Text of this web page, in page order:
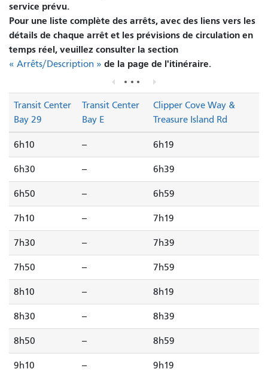
service prévu.
Pour une liste complète des arrêts, avec des liens vers les
détails de chaque arrêt et les prévisions de circulation en
temps réel, veuillez consulter la section
« Arrêts/Description » de la page de l'itinéraire.
Transit Center
Bay 29
Transit Center
Bay E
Clipper Cove Way &
Treasure Island Rd
6h10 -- 6h19
6h30 -- 6h39
6h50 -- 6h59
7h10 -- 7h19
7h30 -- 7h39
7h50 -- 7h59
8h10 -- 8h19
8h30 -- 8h39
8h50 -- 8h59
9h10 -- 9h19